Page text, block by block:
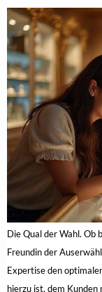
Rückblick
17. Februar 2026